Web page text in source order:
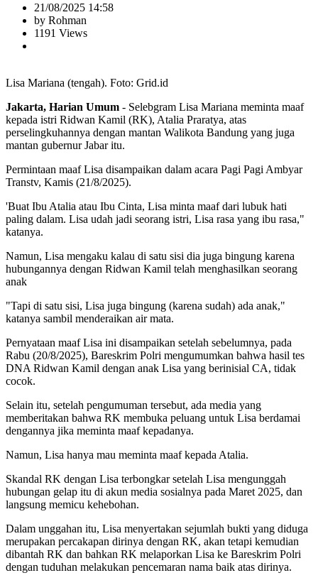
21/08/2025 14:58
by Rohman
1191 Views
Lisa Mariana (tengah). Foto: Grid.id
Jakarta, Harian Umum - Selebgram Lisa Mariana meminta maaf
kepada istri Ridwan Kamil (RK), Atalia Praratya, atas
perselingkuhannya dengan mantan Walikota Bandung yang juga
mantan gubernur Jabar itu.
Permintaan maaf Lisa disampaikan dalam acara Pagi Pagi Ambyar
Transtv, Kamis (21/8/2025).
'Buat Ibu Atalia atau Ibu Cinta, Lisa minta maaf dari lubuk hati
paling dalam. Lisa udah jadi seorang istri, Lisa rasa yang ibu rasa,"
katanya.
Namun, Lisa mengaku kalau di satu sisi dia juga bingung karena
hubungannya dengan Ridwan Kamil telah menghasilkan seorang
anak
"Tapi di satu sisi, Lisa juga bingung (karena sudah) ada anak,"
katanya sambil menderaikan air mata.
Pernyataan maaf Lisa ini disampaikan setelah sebelumnya, pada
Rabu (20/8/2025), Bareskrim Polri mengumumkan bahwa hasil tes
DNA Ridwan Kamil dengan anak Lisa yang berinisial CA, tidak
cocok.
Selain itu, setelah pengumuman tersebut, ada media yang
memberitakan bahwa RK membuka peluang untuk Lisa berdamai
dengannya jika meminta maaf kepadanya.
Namun, Lisa hanya mau meminta maaf kepada Atalia.
Skandal RK dengan Lisa terbongkar setelah Lisa mengunggah
hubungan gelap itu di akun media sosialnya pada Maret 2025, dan
langsung memicu kehebohan.
Dalam unggahan itu, Lisa menyertakan sejumlah bukti yang diduga
merupakan percakapan dirinya dengan RK, akan tetapi kemudian
dibantah RK dan bahkan RK melaporkan Lisa ke Bareskrim Polri
dengan tuduhan melakukan pencemaran nama baik atas dirinya.